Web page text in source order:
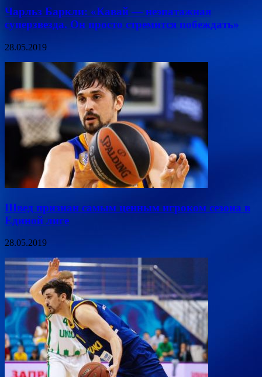
Чарльз Баркли: «Кавай — неэпатажная
суперзвезда. Он просто стремится побеждать»
28.05.2019
Швед признан самым ценным игроком сезона в
Единой лиге
28.05.2019